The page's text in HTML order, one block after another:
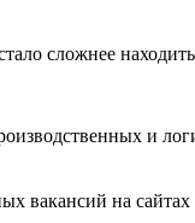
сложнее находить
и
вакансий на